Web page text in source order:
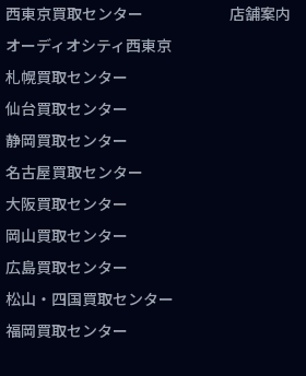
西東京買取センター
オーディオシティ西東京
札幌買取センター
仙台買取センター
静岡買取センター
名古屋買取センター
大阪買取センター
岡山買取センター
広島買取センター
松山・四国買取センター
福岡買取センター
店舗案内